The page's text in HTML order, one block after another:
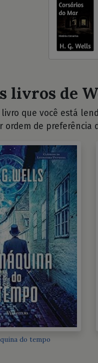
livros de
que você está
ordem de preferência
do tempo